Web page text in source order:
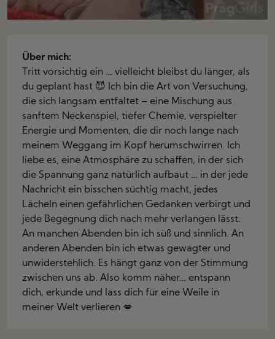
Über mich:
Tritt vorsichtig ein … vielleicht bleibst du länger, als
du geplant hast 😈 Ich bin die Art von Versuchung,
die sich langsam entfaltet – eine Mischung aus
sanftem Neckenspiel, tiefer Chemie, verspielter
Energie und Momenten, die dir noch lange nach
meinem Weggang im Kopf herumschwirren. Ich
liebe es, eine Atmosphäre zu schaffen, in der sich
die Spannung ganz natürlich aufbaut … in der jede
Nachricht ein bisschen süchtig macht, jedes
Lächeln einen gefährlichen Gedanken verbirgt und
jede Begegnung dich nach mehr verlangen lässt.
An manchen Abenden bin ich süß und sinnlich. An
anderen Abenden bin ich etwas gewagter und
unwiderstehlich. Es hängt ganz von der Stimmung
zwischen uns ab. Also komm näher… entspann
dich, erkunde und lass dich für eine Weile in
meiner Welt verlieren 💋